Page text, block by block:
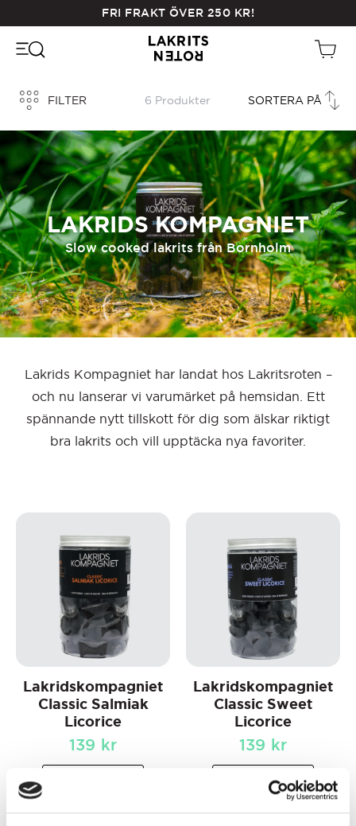
main
FRI FRAKT ÖVER 250 KR!
FILTER 6 Produkter
LAKRIDS KOMPAGNIET
Slow cooked lakrits från Bornholm
Lakrids Kompagniet har landat hos Lakritsroten –
och nu lanserar vi varumärket på hemsidan. Ett
spännande nytt tillskott för dig som älskar riktigt
bra lakrits och vill upptäcka nya favoriter.
Lakridskompagniet
Classic Salmiak
Licorice
139 kr
Lakridskompagniet
Classic Sweet
Licorice
139 kr
KÖP